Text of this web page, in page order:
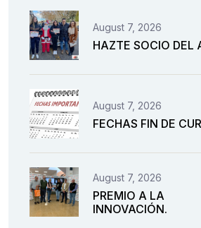
August 7, 2026
HAZTE SOCIO DEL
August 7, 2026
FECHAS FIN DE
August 7, 2026
PREMIO A LA
INNOVACIÓN.